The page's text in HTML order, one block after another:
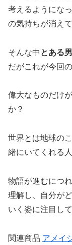
考えるようにな
の気持ちが消え
そんな中 とある男
だがこれが今回の
偉大なものだけ
か？
世界とは地球の
緒にいてくれる
物語が進むにつ
理解し、自分が
いく姿に注目し
関連商品 アメイ